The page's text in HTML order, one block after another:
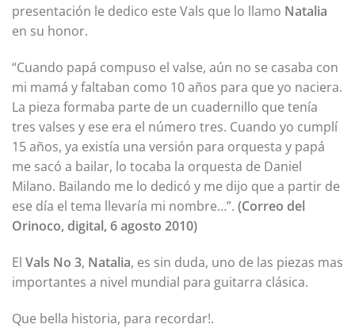
presentación le dedico este Vals que lo llamo Natalia
en su honor.
“Cuando papá compuso el valse, aún no se casaba con
mi mamá y faltaban como 10 años para que yo naciera.
La pieza formaba parte de un cuadernillo que tenía
tres valses y ese era el número tres. Cuando yo cumplí
15 años, ya existía una versión para orquesta y papá
me sacó a bailar, lo tocaba la orquesta de Daniel
Milano. Bailando me lo dedicó y me dijo que a partir de
ese día el tema llevaría mi nombre…”. (Correo del
Orinoco, digital, 6 agosto 2010)
El Vals No 3, Natalia, es sin duda, uno de las piezas mas
importantes a nivel mundial para guitarra clásica.
Que bella historia, para recordar!.